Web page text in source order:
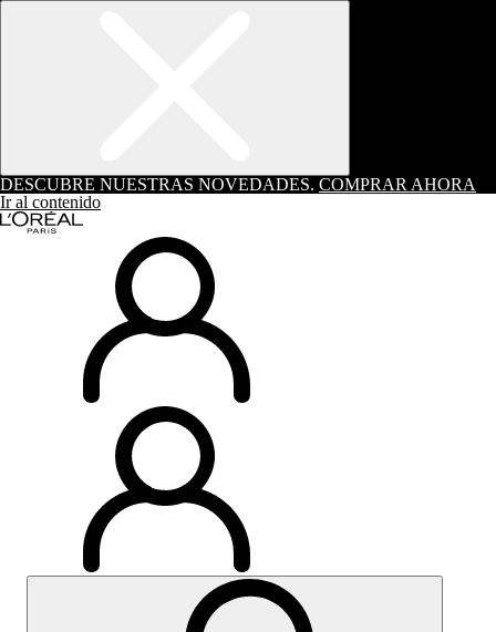
DESCUBRE NUESTRAS NOVEDADES. COMPRAR AHORA
Ir al contenido